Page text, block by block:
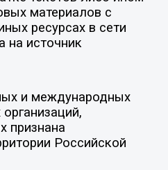
материалов с
ресурсах в сети
на источник
и международных
признана
Российской